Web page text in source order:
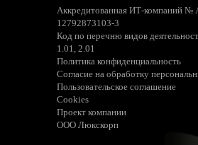
Аккредитованная ИТ-компаний №
12792873103-3
Код по перечню видов
1.01, 2.01
Политика конфиденциальность
Согласие на обработку
Пользовательское соглашение
Cookies
Проект компании
ООО Люкскорп